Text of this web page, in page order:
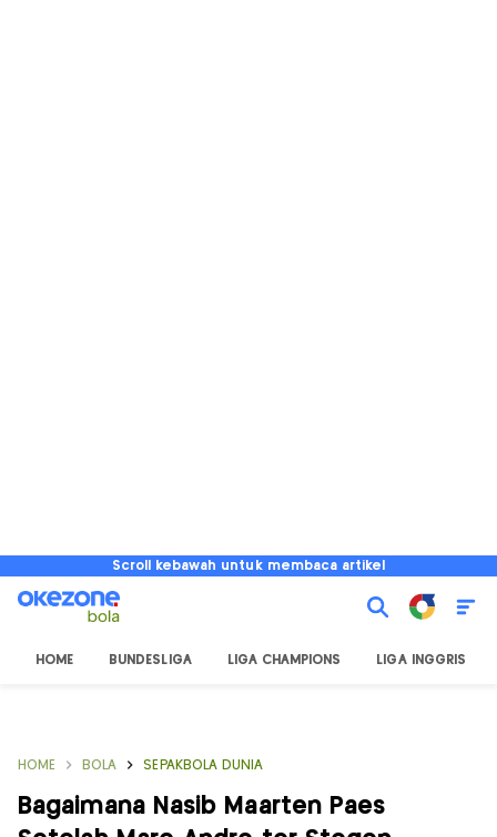
Scroll kebawah untuk membaca artikel
HOME BUNDESLIGA LIGA CHAMPIONS LIGA INGGRIS
HOME BOLA SEPAKBOLA DUNIA
Bagaimana Nasib Maarten Paes